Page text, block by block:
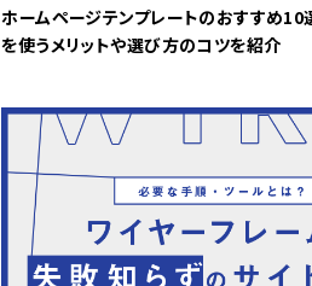
ホームページテンプレートのおすすめ10
を使うメリットや選び方のコツを紹介